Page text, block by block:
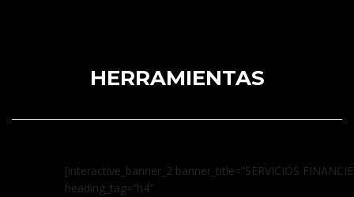
HERRAMIENTAS
[interactive_banner_2 banner_title=”SERVICIOS
heading_tag=”h4″